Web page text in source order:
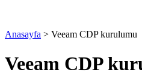
Anasayfa > Veeam CDP kurulumu
Veeam CDP